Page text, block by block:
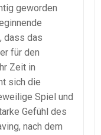
geworden
dass das
für den
Zeit in
sich die
Spiel und
Gefühl des
nach dem